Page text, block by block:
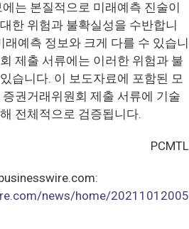
는 본질적으로 미래예측 진술이
한 위험과 불확실성을 수반합니
래예측 정보와 크게 다를 수 있습니
제출 서류에는 이러한 위험과 불
습니다. 이 보도자료에 포함된 모
권거래위원회 제출 서류에 기술
전체적으로 검증됩니다.
PCMTL
news/home/20211012005